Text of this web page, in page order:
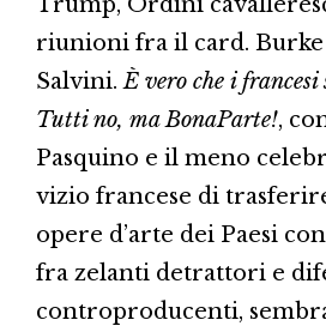
riunioni fra il card. Burke
Salvini.È vero che i
Tutti no, ma BonaParte!,
Pasquino e il meno
vizio francese di
opere d’arte dei Paesi
fra zelanti detrattori e
controproducenti,